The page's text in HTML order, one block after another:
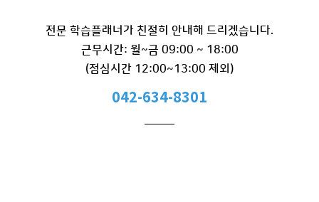
전문 학습플래너가 친절히 안내해 드리겠습니다.
근무시간: 월~금 09:00 ~ 18:00
(점심시간 12:00~13:00 제외)
042-634-8301